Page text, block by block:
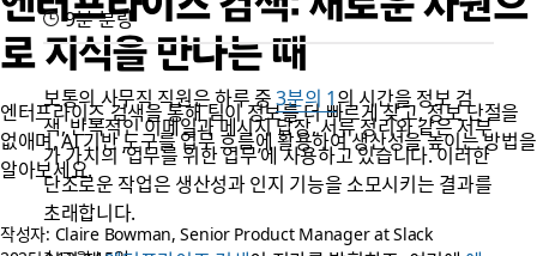
로 지식을 만나는 때
엔터프라이즈 검색을 통해 팀이 정보를 더 빠르게 찾고, 정보 단절을
없애며, AI 기반 도구를 업무 흐름에 활용하여 생산성을 높이는 방법을
알아보세요.
작성자: Claire Bowman, Senior Product Manager at Slack
9분 분량
보통의 사무직 직원은 하루 중3분의 1의 시간을 정보 검
색, 반복적인 이메일과 메시지 답장, 서류 정리와 같은 저부
가 가치의 ‘업무를 위한 업무’에 사용하고 있습니다. 이러한
단조로운 작업은 생산성과 인지 기능을 소모시키는 결과를
초래합니다.